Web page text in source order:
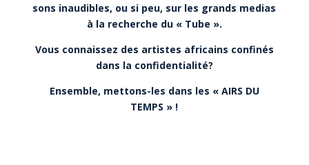
sons inaudibles, ou si peu, sur les grands medias
à la recherche du « Tube ».
Vous connaissez des artistes africains confinés
dans la confidentialité?
Ensemble, mettons-les dans les « AIRS DU
TEMPS » !